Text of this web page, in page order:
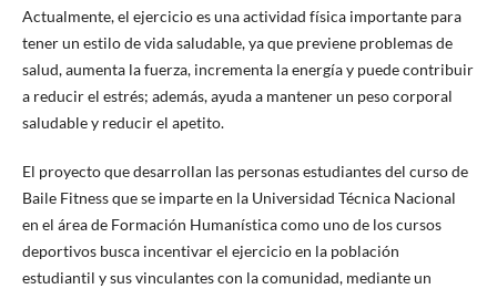
Actualmente, el ejercicio es una actividad física importante para
tener un estilo de vida saludable, ya que previene problemas de
salud, aumenta la fuerza, incrementa la energía y puede contribuir
a reducir el estrés; además, ayuda a mantener un peso corporal
saludable y reducir el apetito.
El proyecto que desarrollan las personas estudiantes del curso de
Baile Fitness que se imparte en la Universidad Técnica Nacional
en el área de Formación Humanística como uno de los cursos
deportivos busca incentivar el ejercicio en la población
estudiantil y sus vinculantes con la comunidad, mediante un